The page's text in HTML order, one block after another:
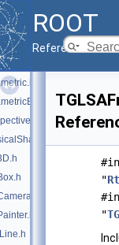
ROOT
Reference Guide
"
"